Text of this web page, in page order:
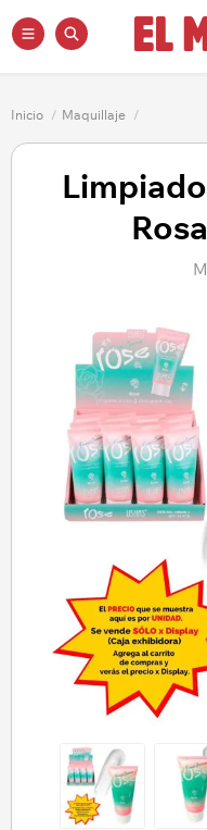
Inicio / Maquillaje /